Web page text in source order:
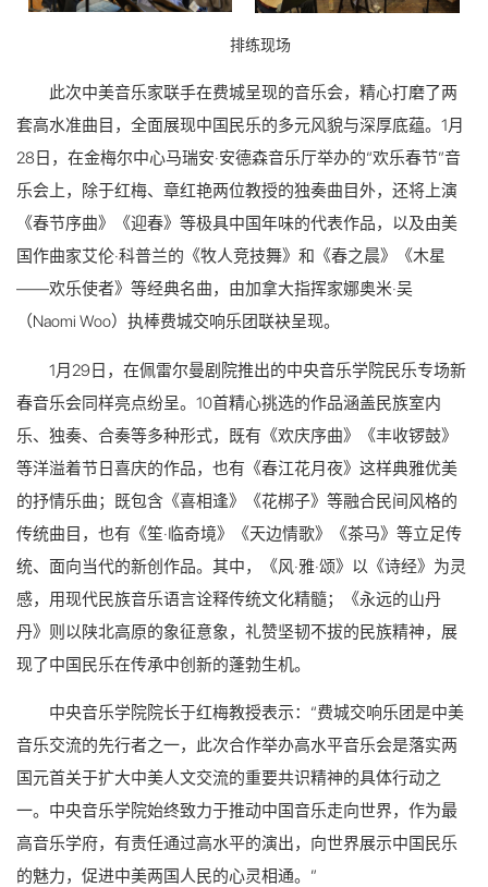
排练现场
此次中美音乐家联手在费城呈现的音乐会，精心打磨了两
套高水准曲目，全面展现中国民乐的多元风貌与深厚底蕴。1月
28日，在金梅尔中心马瑞安·安德森音乐厅举办的“欢乐春节”音
乐会上，除于红梅、章红艳两位教授的独奏曲目外，还将上演
《春节序曲》《迎春》等极具中国年味的代表作品，以及由美
国作曲家艾伦·科普兰的《牧人竞技舞》和《春之晨》《木星
——欢乐使者》等经典名曲，由加拿大指挥家娜奥米·吴
（Naomi Woo）执棒费城交响乐团联袂呈现。
1月29日，在佩雷尔曼剧院推出的中央音乐学院民乐专场新
春音乐会同样亮点纷呈。10首精心挑选的作品涵盖民族室内
乐、独奏、合奏等多种形式，既有《欢庆序曲》《丰收锣鼓》
等洋溢着节日喜庆的作品，也有《春江花月夜》这样典雅优美
的抒情乐曲；既包含《喜相逢》《花梆子》等融合民间风格的
传统曲目，也有《笙·临奇境》《天边情歌》《茶马》等立足传
统、面向当代的新创作品。其中，《风·雅·颂》以《诗经》为灵
感，用现代民族音乐语言诠释传统文化精髓；《永远的山丹
丹》则以陕北高原的象征意象，礼赞坚韧不拔的民族精神，展
现了中国民乐在传承中创新的蓬勃生机。
中央音乐学院院长于红梅教授表示：“费城交响乐团是中美
音乐交流的先行者之一，此次合作举办高水平音乐会是落实两
国元首关于扩大中美人文交流的重要共识精神的具体行动之
一。中央音乐学院始终致力于推动中国音乐走向世界，作为最
高音乐学府，有责任通过高水平的演出，向世界展示中国民乐
的魅力，促进中美两国人民的心灵相通。”